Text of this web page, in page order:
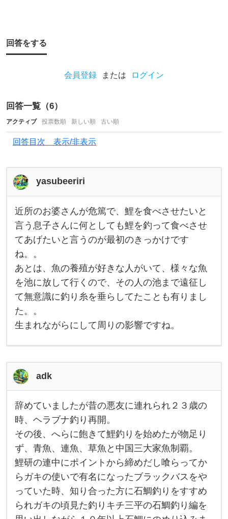
り
談
を
聞
と
、
さ
い
時
に
父
親
回答をする
会員登録 または ログイン
回答一覧（6）
アクティブ 投票数順 新しい順 古い順
回答目次 表示/非表示
yasubeeriri
近
所
の
お
婆
さ
ん
が
危
篤
で
、
鯉
を
食
さ
た
い
と
言
息
子
さ
に
何
と
し
て
も
を
近所のお婆さんが危篤で、鯉を食べさせたいと
言う息子さんに何としても鯉を釣って食べさせ
てあげたいと言うのが最初のきっかけです
ね。。
あとは、魚の養殖が好きな人がいて、様々な魚
を池に放して行くので、その人の池まで遠征し
て無意識に釣り糸を垂らしてたことも有りまし
た。。
生まれながらにして周りの影響ですね。
adk
辞
め
て
い
ま
し
た
が
昔
の
悪
友
に
連
辞めていましたが昔の悪友に連れられ２３歳の
時、ヘラブナ釣り再開。
その後、へらに飽きて鯉釣りを始めたが物足り
ず、青魚、連魚、草魚と中国三大家魚制覇。
鯉研の連中にポイントから締めだし喰らってか
らガキの使いで有名になったブラックバスをや
っていた時、知り合った方に石鯛釣りをすすめ
られガキの頃見た釣りキチ三平の石鯛釣り編を